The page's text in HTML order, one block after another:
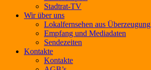
Stadtrat-TV
Wir über uns
Lokalfernsehen aus Überzeugung
Empfang und Mediadaten
Sendezeiten
Kontakte
Kontakte